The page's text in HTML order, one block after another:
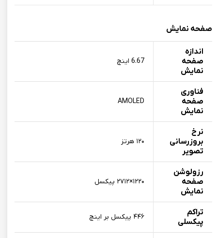
صفحه نمایش
اندازه
صفحه
نمایش
6.67 اینچ
فناوری
صفحه‌
نمایش
AMOLED
نرخ
بروزرسانی
تصویر
۱۲۰ هرتز
رزولوشن
صفحه
نمایش
۱۲۲۰×۲۷۱۲ پیکسل
تراکم
پیکسلی
۴۴۶ پیکسل بر اینچ